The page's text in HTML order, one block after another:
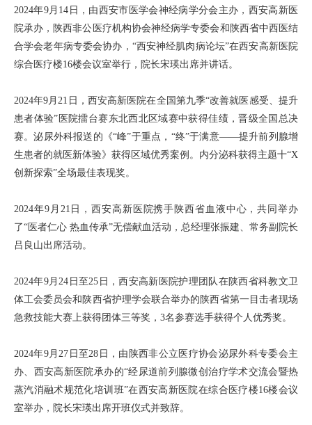
2024年9月14日，由西安市医学会神经病学分会主办，西安高新医
院承办，陕西非公医疗机构协会神经病学专委会和陕西省中西医结
合学会老年病专委会协办，“西安神经肌肉病论坛”在西安高新医院
综合医疗楼16楼会议室举行，院长宋瑛出席并讲话。
2024年9月21日，西安高新医院在全国第九季“改善就医感受、提升
患者体验”医院擂台赛东北西北区域赛中获得佳绩，晋级全国总决
赛。泌尿外科报送的《“峰”于重点，“终”于满意——提升前列腺增
生患者的就医新体验》获得区域优秀案例。内分泌科获得主题十“X
创新探索”全场最佳表现奖。
2024年9月21日，西安高新医院携手陕西省血液中心，共同举办
了“医者仁心 热血传承”无偿献血活动，总经理张振建、常务副院长
吕良山出席活动。
2024年9月24日至25日，西安高新医院护理团队在陕西省科教文卫
体工会委员会和陕西省护理学会联合举办的陕西省第一目击者现场
急救技能大赛上获得团体三等奖，3名参赛选手获得个人优秀奖。
2024年9月27日至28日，由陕西非公立医疗协会泌尿外科专委会主
办、西安高新医院承办的“经尿道前列腺微创治疗学术交流会暨热
蒸汽消融术规范化培训班”在西安高新医院在综合医疗楼16楼会议
室举办，院长宋瑛出席开班仪式并致辞。